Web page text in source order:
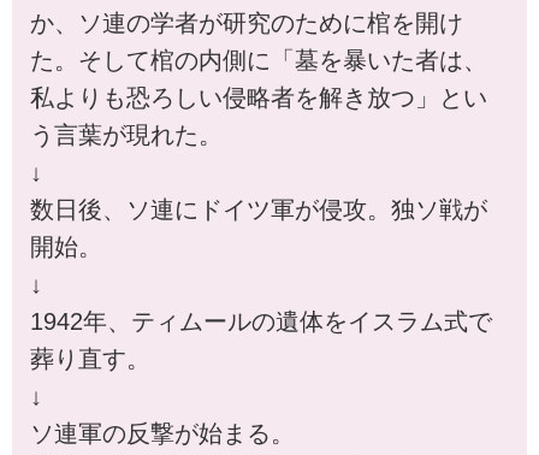
か、ソ連の学者が研究のために棺を開け
た。そして棺の内側に「墓を暴いた者は、
私よりも恐ろしい侵略者を解き放つ」とい
う言葉が現れた。
↓
数日後、ソ連にドイツ軍が侵攻。独ソ戦が
開始。
↓
1942年、ティムールの遺体をイスラム式で
葬り直す。
↓
ソ連軍の反撃が始まる。